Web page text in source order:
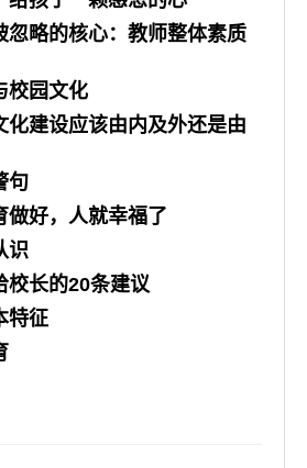
忽略的核心：教师整体素质
校园文化
化建设应该由内及外还是由
句
做好，人就幸福了
识
校长的20条建议
特征